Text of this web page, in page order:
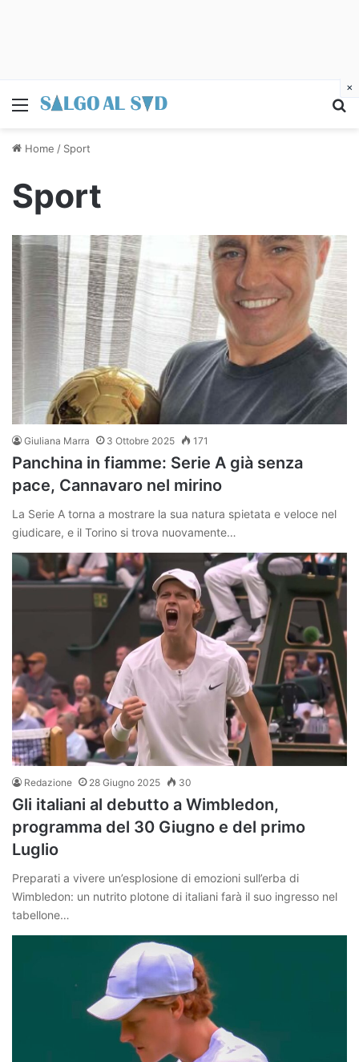
Menu
Home / Sport
Sport
Giuliana Marra 3 Ottobre 2025 171
Panchina in fiamme: Serie A già senza
pace, Cannavaro nel mirino
La Serie A torna a mostrare la sua natura spietata e veloce nel
giudicare, e il Torino si trova nuovamente…
Redazione 28 Giugno 2025 30
Gli italiani al debutto a Wimbledon,
programma del 30 Giugno e del primo
Luglio
Preparati a vivere un’esplosione di emozioni sull’erba di
Wimbledon: un nutrito plotone di italiani farà il suo ingresso nel
tabellone…
×